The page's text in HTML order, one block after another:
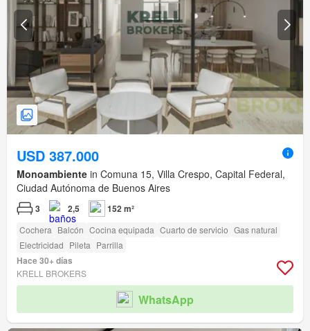
USD 387.000
Monoambiente in Comuna 15, Villa Crespo, Capital Federal,
Ciudad Autónoma de Buenos Aires
3 2,5 152 m²
Cochera Balcón Cocina equipada Cuarto de servicio Gas natural
Electricidad Pileta Parrilla
Hace 30+ días
KRELL BROKERS
WhatsApp